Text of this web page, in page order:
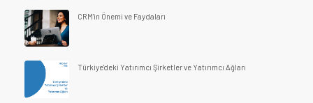
CRM'in Önemi ve Faydaları
Türkiye'deki Yatırımcı Şirketler ve Yatırımcı Ağları